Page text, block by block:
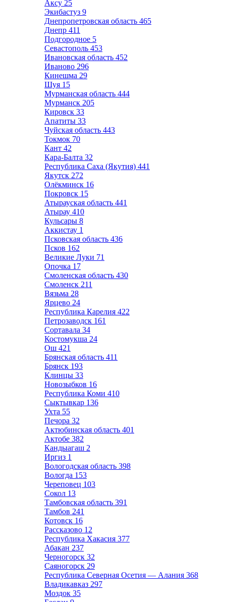
Аксу 25
Экибастуз 9
Днепропетровская область 465
Днепр 411
Подгородное 5
Севастополь 453
Ивановская область 452
Иваново 296
Кинешма 29
Шуя 15
Мурманская область 444
Мурманск 205
Кировск 33
Апатиты 33
Чуйская область 443
Токмок 70
Кант 42
Кара-Балта 32
Республика Саха (Якутия) 441
Якутск 272
Олёкминск 16
Покровск 15
Атырауская область 441
Атырау 410
Кульсары 8
Аккистау 1
Псковская область 436
Псков 162
Великие Луки 71
Опочка 17
Смоленская область 430
Смоленск 211
Вязьма 28
Ярцево 24
Республика Карелия 422
Петрозаводск 161
Сортавала 34
Костомукша 24
Ош 421
Брянская область 411
Брянск 193
Клинцы 33
Новозыбков 16
Республика Коми 410
Сыктывкар 136
Ухта 55
Печора 32
Актюбинская область 401
Актобе 382
Кандыагаш 2
Иргиз 1
Вологодская область 398
Вологда 153
Череповец 103
Сокол 13
Тамбовская область 391
Тамбов 241
Котовск 16
Рассказово 12
Республика Хакасия 377
Абакан 237
Черногорск 32
Саяногорск 29
Республика Северная Осетия — Алания 368
Владикавказ 297
Моздок 35